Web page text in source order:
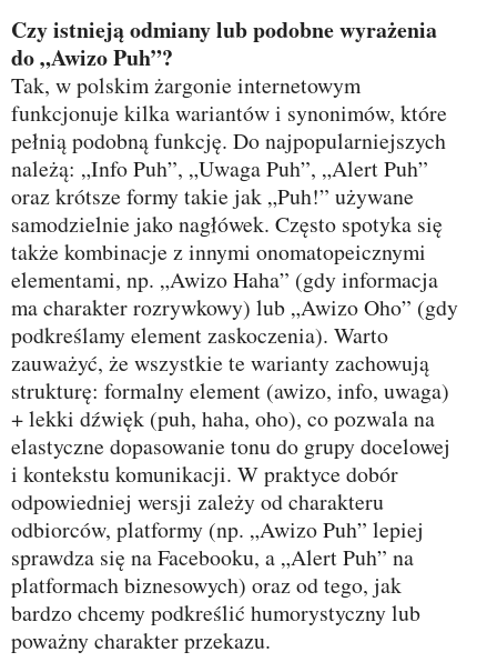
Czy istnieją odmiany lub podobne wyrażenia
do „Awizo Puh”?
Tak, w polskim żargonie internetowym
funkcjonuje kilka wariantów i synonimów, które
pełnią podobną funkcję. Do najpopularniejszych
należą: „Info Puh”, „Uwaga Puh”, „Alert Puh”
oraz krótsze formy takie jak „Puh!” używane
samodzielnie jako nagłówek. Często spotyka się
także kombinacje z innymi onomatopeicznymi
elementami, np. „Awizo Haha” (gdy informacja
ma charakter rozrywkowy) lub „Awizo Oho” (gdy
podkreślamy element zaskoczenia). Warto
zauważyć, że wszystkie te warianty zachowują
strukturę: formalny element (awizo, info, uwaga)
+ lekki dźwięk (puh, haha, oho), co pozwala na
elastyczne dopasowanie tonu do grupy docelowej
i kontekstu komunikacji. W praktyce dobór
odpowiedniej wersji zależy od charakteru
odbiorców, platformy (np. „Awizo Puh” lepiej
sprawdza się na Facebooku, a „Alert Puh” na
platformach biznesowych) oraz od tego, jak
bardzo chcemy podkreślić humorystyczny lub
poważny charakter przekazu.